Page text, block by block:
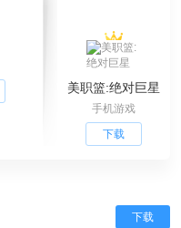
美职篮:绝对巨星
手机游戏
下载
下载